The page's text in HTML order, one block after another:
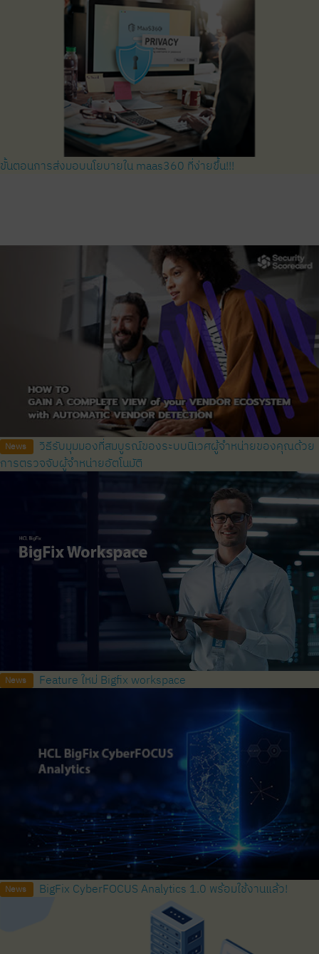
ขั้นตอนการส่งมอบนโยบายใน maas360 ที่ง่ายขึ้น!!!
News
วิธีรับมุมมองที่สมบูรณ์ของระบบนิเวศผู้จำหน่ายของคุณด้วย
การตรวจจับผู้จำหน่ายอัตโนมัติ
News Feature ใหม่ Bigfix workspace
News BigFix CyberFOCUS Analytics 1.0 พร้อมใช้งานแล้ว!